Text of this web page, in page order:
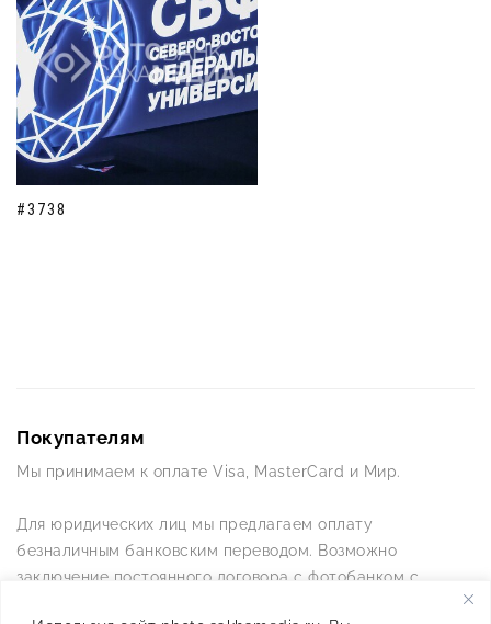
#3738
Покупателям
Мы принимаем к оплате Visa, MasterCard и Мир.
Для юридических лиц мы предлагаем оплату
безналичным банковским переводом. Возможно
заключение постоянного договора с фотобанком с